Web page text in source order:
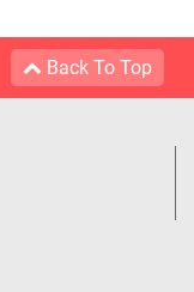
Back To Top